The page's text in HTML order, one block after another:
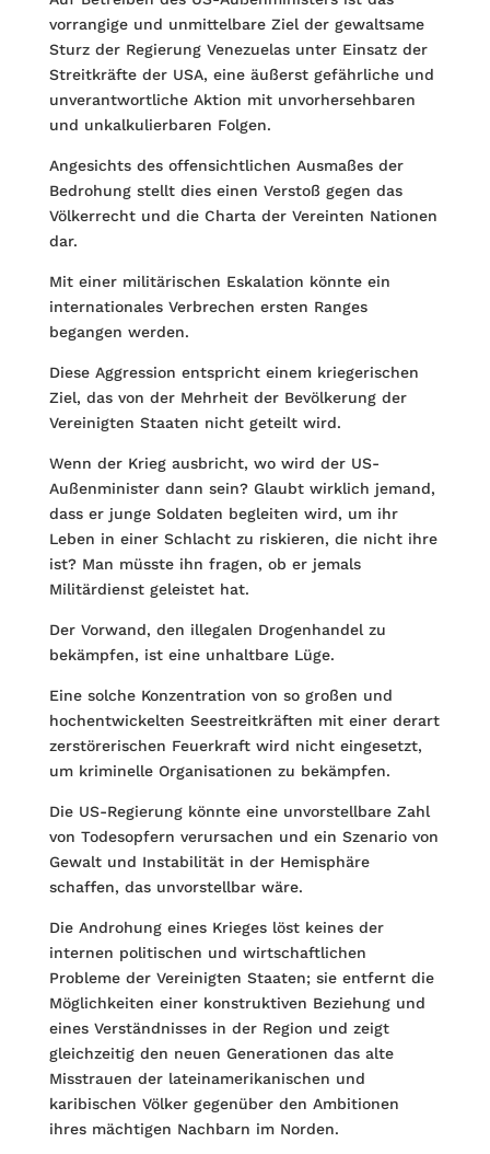
vorrangige und unmittelbare Ziel der gewaltsame
Sturz der Regierung Venezuelas unter Einsatz der
Streitkräfte der USA, eine äußerst gefährliche und
unverantwortliche Aktion mit unvorhersehbaren
und unkalkulierbaren Folgen.
Angesichts des offensichtlichen Ausmaßes der
Bedrohung stellt dies einen Verstoß gegen das
Völkerrecht und die Charta der Vereinten Nationen
dar.
Mit einer militärischen Eskalation könnte ein
internationales Verbrechen ersten Ranges
begangen werden.
Diese Aggression entspricht einem kriegerischen
Ziel, das von der Mehrheit der Bevölkerung der
Vereinigten Staaten nicht geteilt wird.
Wenn der Krieg ausbricht, wo wird der US-
Außenminister dann sein? Glaubt wirklich jemand,
dass er junge Soldaten begleiten wird, um ihr
Leben in einer Schlacht zu riskieren, die nicht ihre
ist? Man müsste ihn fragen, ob er jemals
Militärdienst geleistet hat.
Der Vorwand, den illegalen Drogenhandel zu
bekämpfen, ist eine unhaltbare Lüge.
Eine solche Konzentration von so großen und
hochentwickelten Seestreitkräften mit einer derart
zerstörerischen Feuerkraft wird nicht eingesetzt,
um kriminelle Organisationen zu bekämpfen.
Die US-Regierung könnte eine unvorstellbare Zahl
von Todesopfern verursachen und ein Szenario von
Gewalt und Instabilität in der Hemisphäre
schaffen, das unvorstellbar wäre.
Die Androhung eines Krieges löst keines der
internen politischen und wirtschaftlichen
Probleme der Vereinigten Staaten; sie entfernt die
Möglichkeiten einer konstruktiven Beziehung und
eines Verständnisses in der Region und zeigt
gleichzeitig den neuen Generationen das alte
Misstrauen der lateinamerikanischen und
karibischen Völker gegenüber den Ambitionen
ihres mächtigen Nachbarn im Norden.